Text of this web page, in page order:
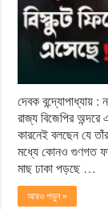
দেবক বন্দ্যোপাধ্যায়
রাজ্য বিজেপির অন্দরে
কারনেই বলছেন যে
মধ্যে কোনও গুণগত
মাছ ঢাকা পড়ছে …
আরও পড়ুন »